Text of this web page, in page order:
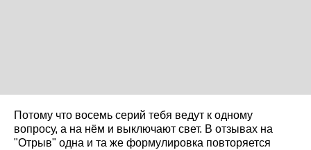
Потому что восемь серий тебя ведут к одному
вопросу, а на нём и выключают свет. В отзывах на
"Отрыв" одна и та же формулировка повторяется